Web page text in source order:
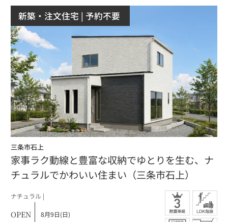
新築・注文住宅 | 予約不要
三条市石上
家事ラク動線と豊富な収納でゆとりを生む、ナ
チュラルでかわいい住まい（三条市石上）
ナチュラル |
OPEN 8月9日(日)